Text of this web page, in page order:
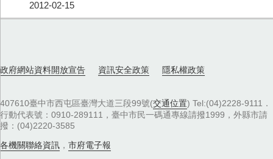
2012-02-15
政府網站資料開放宣告 資訊安全政策 隱私權政策
407610臺中市西屯區臺灣大道三段99號(交通位置) Tel:(04)2228-9111．
行動代表號：0910-289111，臺中市民一碼通專線請撥1999，外縣市請
撥：(04)2220-3585
各機關聯絡資訊 ， 市府電子報